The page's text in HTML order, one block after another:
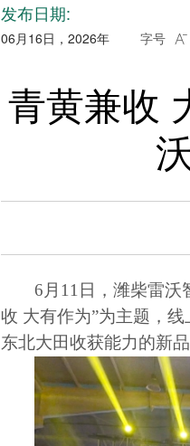
发布日期:
06月16日，2026年 字号 
青黄兼收
6月 11 日，潍柴雷沃
收 大有作为”为主题，
东北大田收获能力的新品